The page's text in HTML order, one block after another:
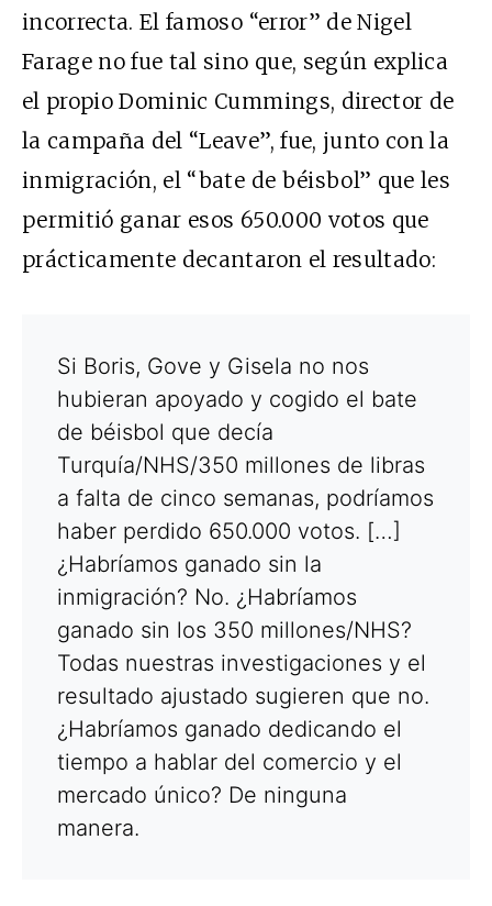
incorrecta. El famoso “error” de Nigel
Farage no fue tal sino que, según explica
el propio Dominic Cummings, director de
la campaña del “Leave”, fue, junto con la
inmigración, el “bate de béisbol” que les
permitió ganar esos 650.000 votos que
prácticamente decantaron el resultado:
Si Boris, Gove y Gisela no nos
hubieran apoyado y cogido el bate
de béisbol que decía
Turquía/NHS/350 millones de libras
a falta de cinco semanas, podríamos
haber perdido 650.000 votos. […]
¿Habríamos ganado sin la
inmigración? No. ¿Habríamos
ganado sin los 350 millones/NHS?
Todas nuestras investigaciones y el
resultado ajustado sugieren que no.
¿Habríamos ganado dedicando el
tiempo a hablar del comercio y el
mercado único? De ninguna
manera.